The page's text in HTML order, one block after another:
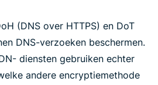
(DNS over HTTPS) en DoT
DNS-verzoeken beschermen.
diensten gebruiken echter
andere encryptiemethode